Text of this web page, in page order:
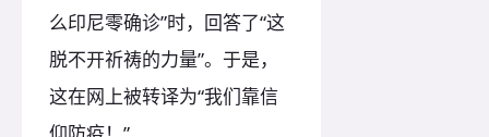
么印尼零确诊”时，回答了“这
脱不开祈祷的力量”。于是，
这在网上被转译为“我们靠信